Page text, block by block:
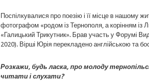
Поспілкувалися про поезію і її місце в нашому
фотографом «родом із Тернополя, а корінням із
«Галицький Трикутник». Брав участь у Форумі
2020). Вірші Юрія перекладено англійською та
Розкажи, будь ласка, про молоду
читати і слухати?